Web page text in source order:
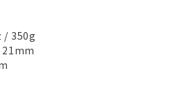
/ 350g
21mm